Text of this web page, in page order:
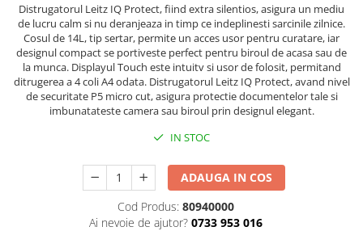
Finelinere
Textmarkere
Markere diverse
Carioci si creioane colorate
Rezerve instrumente scris
Tavite documente si suporturi
Foarfece pentru birou
Curatenie si igiena
Produse Antibacteriene
Distrugatorul Leitz IQ Protect, fiind extra silentios, asigura un mediu
de lucru calm si nu deranjeaza in timp ce indeplinesti sarcinile zilnice.
Cosul de 14L, tip sertar, permite un acces usor pentru curatare, iar
designul compact se portiveste perfect pentru biroul de acasa sau de
la munca. Displayul Touch este intuitv si usor de folosit, permitand
ditrugerea a 4 coli A4 odata. Distrugatorul Leitz IQ Protect, avand nivel
de securitate P5 micro cut, asigura protectie documentelor tale si
imbunatateste camera sau biroul prin designul elegant.
IN STOC
ADAUGA IN COS
Cod Produs: 80940000
Ai nevoie de ajutor? 0733 953 016